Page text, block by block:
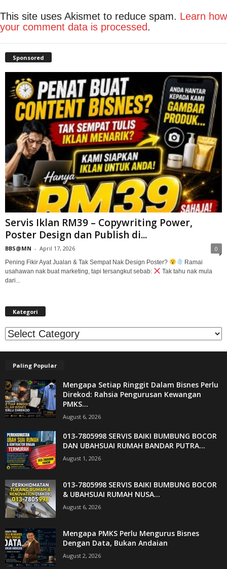
This site uses Akismet to reduce spam. Learn how
your comment data is processed.
Sponsored
Servis Iklan RM39 – Copywriting Power,
Poster Design dan Publish di...
BBS@MN - April 17, 2026 0
Pening Fikir Ayat Jualan & Tak Sempat Nak Design Poster?
Ramai
usahawan nak buat marketing, tapi tersangkut sebab:
Tak tahu nak mula
dari...
Kategori
Kategori
Paling Popular
Mengapa Setiap Ringgit Dalam Bisnes Perlu
Direkod: Rahsia Pengurusan Kewangan
PMKS...
August 6, 2026
013-7805998 SERVIS BAIKI BUMBUNG BOCOR
DAN UBAHSUAI RUMAH BANDAR PUTRA...
August 1, 2026
013-7805998 SERVIS BAIKI BUMBUNG BOCOR
& UBAHSUAI RUMAH NUSA...
August 6, 2026
Mengapa PMKS Perlu Mengurus Bisnes
Dengan Data, Bukan Andaian
August 2, 2026